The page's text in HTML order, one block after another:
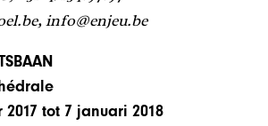
info@enjeu.be
tot 7 januari 2018